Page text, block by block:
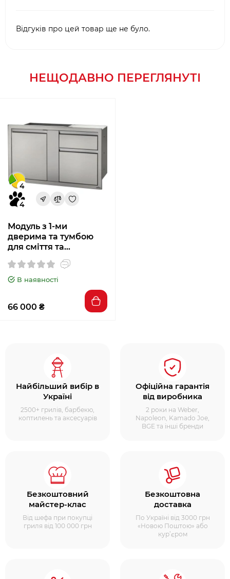
Відгуків про цей товар ще не було.
НЕЩОДАВНО ПЕРЕГЛЯНУТІ
4
4
Модуль з 1-ми
дверима та тумбою
для сміття та
паперових рушників
(107 * 61 см) Napoleon
BI-4224-1D1W
В наявності
66 000 ₴
Найбільший вибір в
Україні
2500+ грилів, барбекю,
коптилень та аксесуарів
Офіційна гарантія
від виробника
2 роки на Weber,
Napoleon, Kamado Joe,
BGE та інші бренди
Безкоштовний
майстер-клас
Від шефа при покупці
гриля від 100 000 грн
Безкоштовна
доставка
По Україні від 3000 грн
«Новою Поштою» або
кур’єром